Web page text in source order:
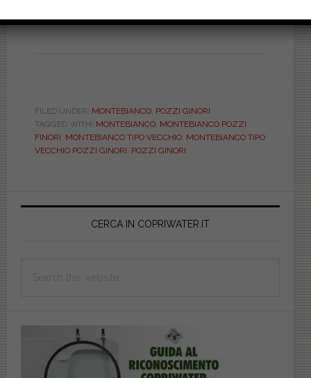
FILED UNDER: MONTEBIANCO, POZZI GINORI
TAGGED WITH: MONTEBIANCO, MONTEBIANCO POZZI
FINORI MONTEBIANCO TIPO VECCHIO, MONTEBIANCO TIPO
VECCHIO POZZI GINORI POZZI GINORI
Primary
CERCA IN COPRIWATER.IT